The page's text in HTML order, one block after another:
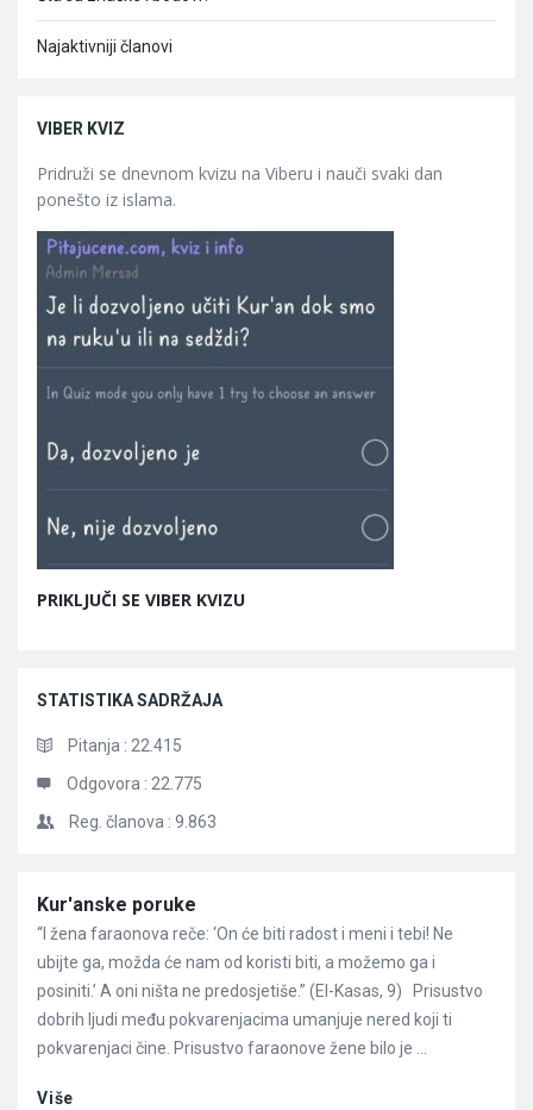
Najaktivniji članovi
VIBER KVIZ
Pridruži se dnevnom kvizu na Viberu i nauči svaki dan
ponešto iz islama.
PRIKLJUČI SE VIBER KVIZU
STATISTIKA SADRŽAJA
Pitanja : 22.415
Odgovora : 22.775
Reg. članova : 9.863
Članci
Kur'anske poruke
“I žena faraonova reče: ‘On će biti radost i meni i tebi! Ne
ubijte ga, možda će nam od koristi biti, a možemo ga i
posiniti.’ A oni ništa ne predosjetiše.” (El-Kasas, 9) Prisustvo
dobrih ljudi među pokvarenjacima umanjuje nered koji ti
pokvarenjaci čine. Prisustvo faraonove žene bilo je ...
Više